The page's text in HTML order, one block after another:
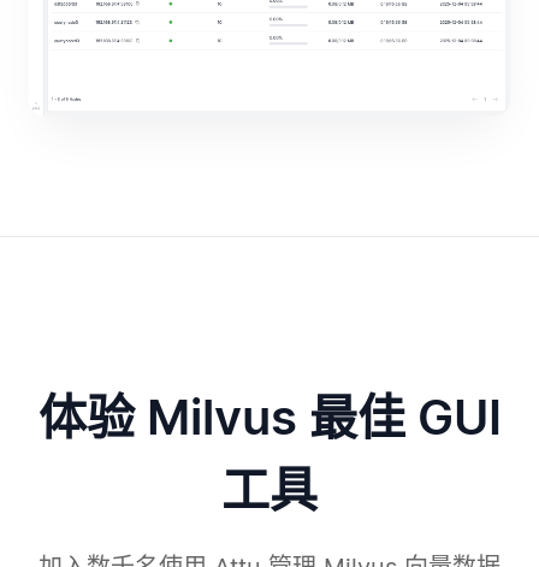
体验 Milvus 最佳 GUI
工具